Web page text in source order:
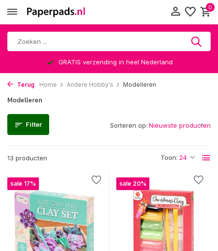
0
Altijd een leuke verrassing
Terug Home Andere Hobby's Modelleren
Modelleren
Filter
13 producten Toon:
Sorteren op:
sale 17% sale 20%